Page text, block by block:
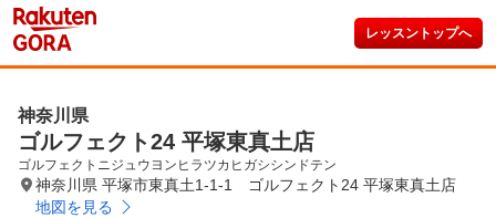
レッスントップへ
神奈川県
ゴルフェクト24 平塚東真土店
ゴルフェクトニジュウヨンヒラツカヒガシシンドテン
神奈川県 平塚市東真土1-1-1 ゴルフェクト24 平塚東真土店
地図を見る